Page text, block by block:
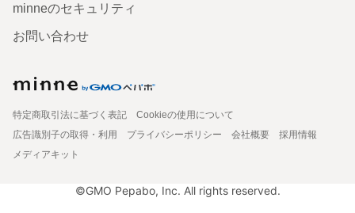
minneのセキュリティ
お問い合わせ
特定商取引法に基づく表記
Cookieの使用について
広告識別子の取得・利用
プライバシーポリシー 会社概要
採用情報
メディアキット
©GMO Pepabo, Inc. All rights reserved.